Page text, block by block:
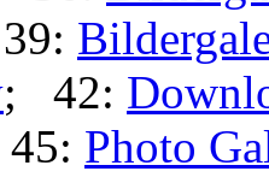
; 36:
; 42: